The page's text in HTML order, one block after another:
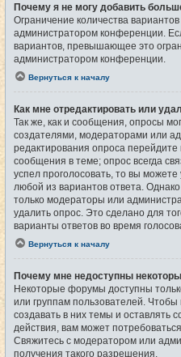
Почему я не могу добавить
Ограничение количества
администратором конференции.
вариантов, превышающее это
администратором конференции.
Вернуться к началу
Как мне отредактировать или
Так же, как и сообщения, опросы
создателями, модераторами или
редактирования опроса перейдите
сообщения в теме; опрос всегда
успел проголосовать, то вы
любой из вариантов ответа.
только модераторы или
удалить опрос. Это сделано для
варианты ответов во время
Вернуться к началу
Почему мне недоступны
Некоторые форумы доступны
или группам пользователей.
создавать в них темы и оставлять
действия, вам может
Свяжитесь с модератором или
получения такого разрешения.